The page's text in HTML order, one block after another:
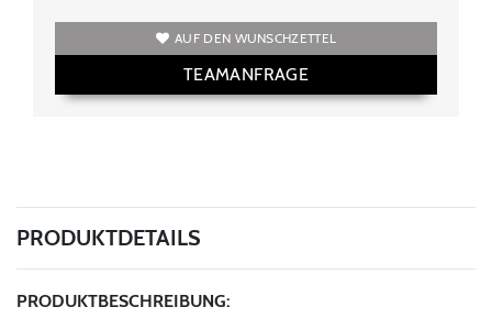
AUF DEN WUNSCHZETTEL
TEAMANFRAGE
PRODUKTDETAILS
PRODUKTBESCHREIBUNG: